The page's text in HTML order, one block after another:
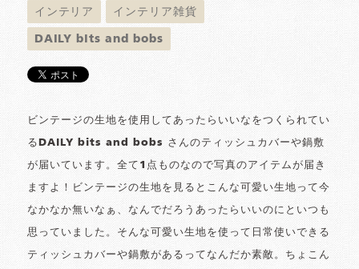
インテリア インテリア雑貨
DAILY bits and bobs
ビンテージの生地を使用してあったらいいなをつくられてい
るDAILY bits and bobs さんのティッシュカバーや鍋敷
が届いています。全て1点ものなので写真のアイテムが届き
ますよ！ビンテージの生地を見るとこんな可愛い生地って今
なかなか無いなぁ、なんでだろうあったらいいのにといつも
思っていました。そんな可愛い生地を使って日常使いできる
ティッシュカバーや鍋敷があるってなんだか素敵。ちょこん